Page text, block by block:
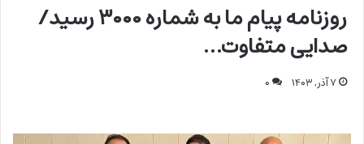
روزنامه پیام ما به شماره ۳۰۰۰ رسید/
صدایی متفاوت…
۷ آذر, ۱۴۰۳ ۰